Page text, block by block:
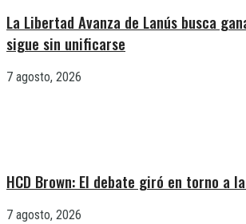
La Libertad Avanza de Lanús busca
sigue sin unificarse
7 agosto, 2026
HCD Brown: El debate giró en torno a
7 agosto, 2026